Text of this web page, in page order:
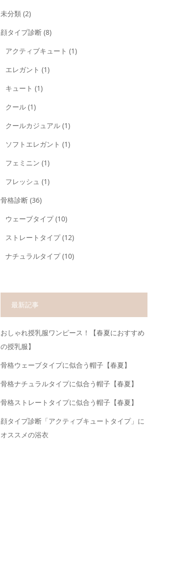
未分類 (2)
顔タイプ診断 (8)
アクティブキュート (1)
エレガント (1)
キュート (1)
クール (1)
クールカジュアル (1)
ソフトエレガント (1)
フェミニン (1)
フレッシュ (1)
骨格診断 (36)
ウェーブタイプ(10)
ストレートタイプ(12)
ナチュラルタイプ(10)
最新記事
おしゃれ授乳服ワンピース！【春夏におすすめ
の授乳服】
骨格ウェーブタイプに似合う帽子【春夏】
骨格ナチュラルタイプに似合う帽子【春夏】
骨格ストレートタイプに似合う帽子【春夏】
顔タイプ診断「アクティブキュートタイプ」に
オススメの浴衣